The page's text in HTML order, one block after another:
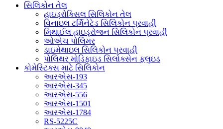
સિલિકોન તેલ
હાઇડ્રોક્સિલ સિલિકોન તેલ
વિનાઇલ ટર્મિનેટેડ સિલિકોન પ્રવાહી
મિથાઈલ હાઇડ્રોજન સિલિકોન પ્રવાહી
ઓએચ પોલિમર
ડાઇમેથાઇલ સિલિકોન પ્રવાહી
પોલિથર મોડિફાઇડ સિલોક્સેન ફ્લુઇડ
કોમેસ્ટિક્સ માટે સિલિકોન
આરએસ-193
આરએસ-345
આરએસ-556
આરએસ-1501
આરએસ-1784
RS-5225C